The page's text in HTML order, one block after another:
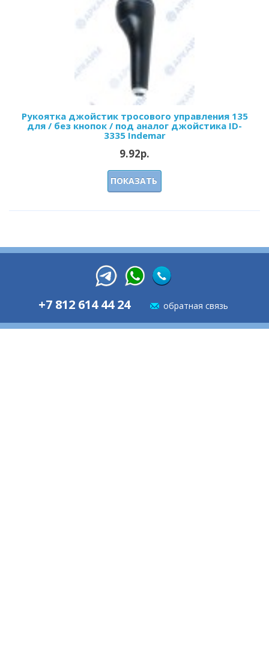
Рукоятка джойстик тросового управления 135
для / без кнопок / под аналог джойстика ID-
3335 Indemar
9.92р.
ПОКАЗАТЬ
+7 812 614 44 24 обратная связь